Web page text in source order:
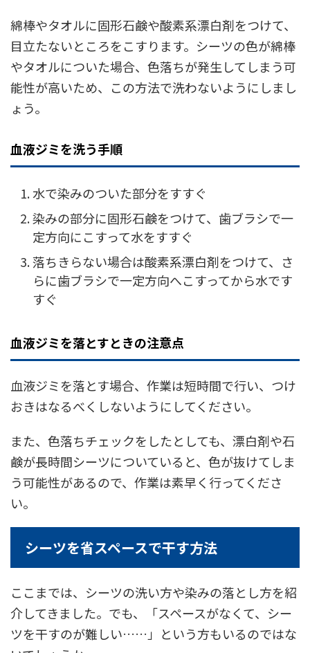
綿棒やタオルに固形石鹸や酸素系漂白剤をつけて、
目立たないところをこすります。シーツの色が綿棒
やタオルについた場合、色落ちが発生してしまう可
能性が高いため、この方法で洗わないようにしまし
ょう。
血液ジミを洗う手順
水で染みのついた部分をすすぐ
染みの部分に固形石鹸をつけて、歯ブラシで一
定方向にこすって水をすすぐ
落ちきらない場合は酸素系漂白剤をつけて、さ
らに歯ブラシで一定方向へこすってから水です
すぐ
血液ジミを落とすときの注意点
血液ジミを落とす場合、作業は短時間で行い、つけ
おきはなるべくしないようにしてください。
また、色落ちチェックをしたとしても、漂白剤や石
鹸が長時間シーツについていると、色が抜けてしま
う可能性があるので、作業は素早く行ってくださ
い。
シーツを省スペースで干す方法
ここまでは、シーツの洗い方や染みの落とし方を紹
介してきました。でも、「スペースがなくて、シー
ツを干すのが難しい……」という方もいるのではな